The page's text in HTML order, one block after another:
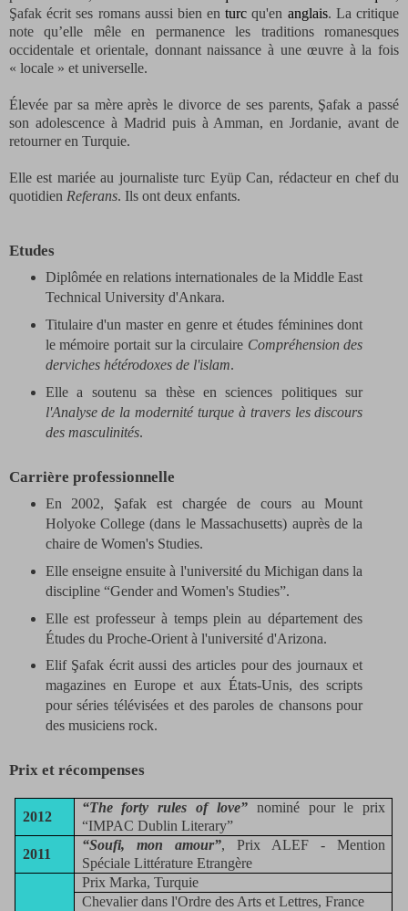
Şafak écrit ses romans aussi bien enturc qu'en anglais. La critique
note qu’elle mêle en permanence les traditions romanesques
occidentale et orientale, donnant naissance à une œuvre à la fois
« locale » et universelle.
Élevée par sa mère après le divorce de ses parents, Şafak a passé
son adolescence à Madrid puis à Amman, en Jordanie, avant de
retourner en Turquie.
Elle est mariée au journaliste turc Eyüp Can, rédacteur en chef du
quotidien Referans. Ils ont deux enfants.
Etudes
Diplômée en relations internationales de la Middle East
Technical University d'Ankara.
Titulaire d'un master en genre et études féminines dont
le mémoire portait sur la circulaire Compréhension des
derviches hétérodoxes de l'islam.
Elle a soutenu sa thèse en sciences politiques sur
l'Analyse de la modernité turque à travers les discours
des masculinités.
Carrière professionnelle
En 2002, Şafak est chargée de cours au Mount
Holyoke College (dans le Massachusetts) auprès de la
chaire de Women's Studies.
Elle enseigne ensuite à l'université du Michigan dans la
discipline “Gender and Women's Studies”.
Elle est professeur à temps plein au département des
Études du Proche-Orient à l'université d'Arizona.
Elif Şafak écrit aussi des articles pour des journaux et
magazines en Europe et aux États-Unis, des scripts
pour séries télévisées et des paroles de chansons pour
des musiciens rock.
Prix et récompenses
2012
“The forty rules of love”nominé pour le prix
“IMPAC Dublin Literary”
2011
“Soufi, mon amour”, Prix ALEF - Mention
Spéciale Littérature Etrangère
Prix Marka, Turquie
Chevalier dans l'Ordre des Arts et Lettres, France